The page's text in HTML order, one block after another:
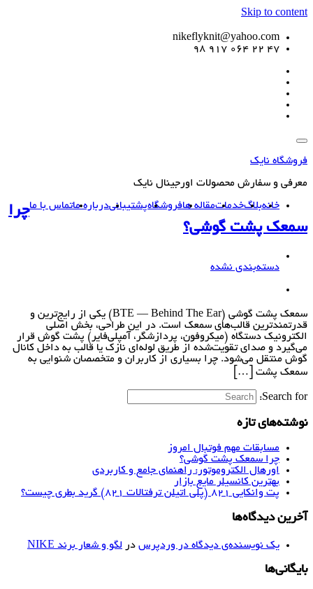
Skip to content
nikeflyknit@yahoo.com
47 22 064 917 98
فروشگاه نایک
معرفی و سفارش محصولات اورجینال نایک
خانهبلاگخدماتمقاله هافروشگاهپشتیبانیدرباره ماتماس با ماچرا
سمعک پشت گوشی؟
دسته‌بندی نشده
سمعک پشت گوشی (BTE — Behind The Ear) یکی از رایج‌ترین و
قدرتمندترین قالب‌های سمعک است. در این طراحی، بخش اصلی
الکترونیک دستگاه (میکروفون، پردازشگر، آمپلی‌فایر) پشت گوش قرار
می‌گیرد و صدای تقویت‌شده از طریق لوله‌ای نازک یا قالب به داخل کانال
گوش منتقل می‌شود. چرا بسیاری از کاربران و متخصصان شنوایی به
سمعک پشت […]
Search for:
نوشته‌های تازه
مسابقات مهم فوتبال امروز
چرا سمعک پشت گوشی؟
اورهال الکتروموتور: راهنمای جامع و کاربردی
بهترین کانسیلر مایع بازار
پت وانکایی ۸۲۱ (پلی اتیلن ترفتالات ۸۲۱) گرید بطری چیست؟
آخرین دیدگاه‌ها
یک نویسنده‌ی دیدگاه در وردپرس در لگو و شعار برند NIKE
بایگانی‌ها